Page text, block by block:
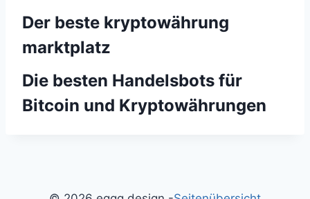
Der beste kryptowährung
marktplatz
Die besten Handelsbots für
Bitcoin und Kryptowährungen